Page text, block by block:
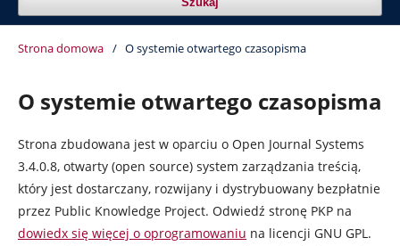
Strona domowa / O systemie otwartego czasopisma
O systemie otwartego czasopisma
Strona zbudowana jest w oparciu o Open Journal Systems
3.4.0.8, otwarty (open source) system zarządzania treścią,
który jest dostarczany, rozwijany i dystrybuowany bezpłatnie
przez Public Knowledge Project. Odwiedź stronę PKP na
dowiedx się więcej o oprogramowaniu na licencji GNU GPL.